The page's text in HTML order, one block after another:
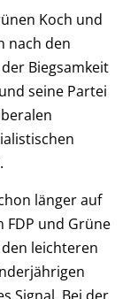
Koch und
nach den
Biegsamkeit
seine Partei
länger auf
FDP und Grüne
leichteren